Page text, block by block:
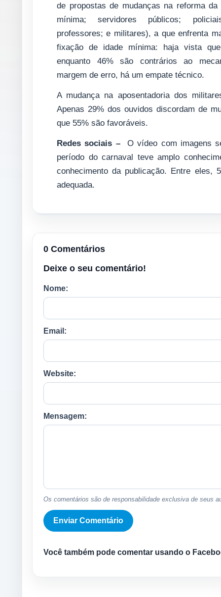
de propostas de mudanças na reforma da
mínima; servidores públicos;
professores; e militares), a que enfrenta
fixação de idade mínima: haja vista
enquanto 46% são contrários ao
margem de erro, há um empate técnico.
A mudança na aposentadoria dos
Apenas 29% dos ouvidos discordam de
que 55% são favoráveis.
Redes sociais –O vídeo com imagens
período do carnaval teve amplo
conhecimento da publicação. Entre eles,
adequada.
0 Comentários
Deixe o seu comentário!
Nome:
Email:
Website:
Mensagem:
Os comentários são de responsabilidade exclusiva de seus
Você também pode comentar usando o